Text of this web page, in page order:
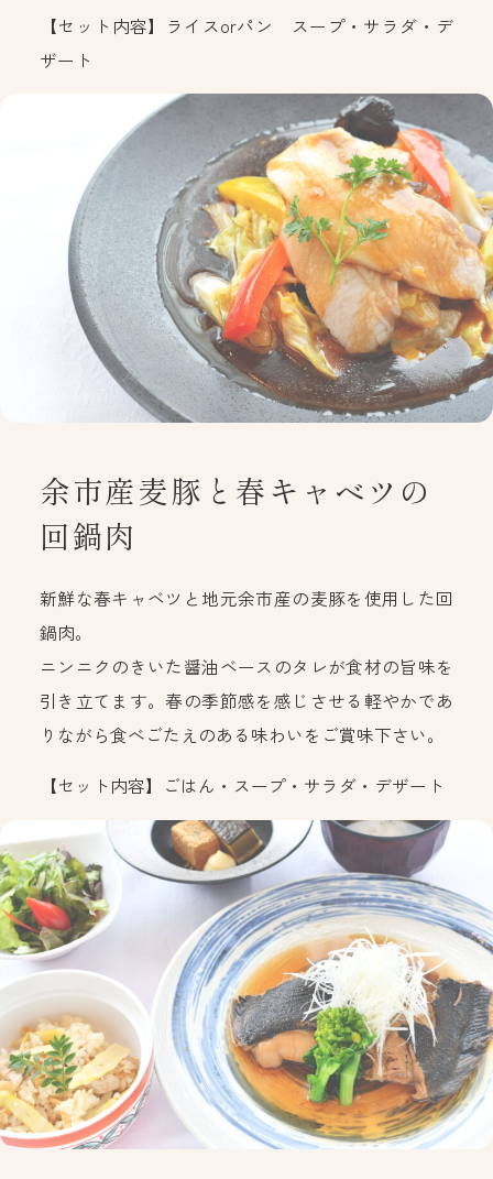
【セット内容】ライスorパン スープ・サラダ・デ
ザート
余市産麦豚と春キャベツの
回鍋肉
新鮮な春キャベツと地元余市産の麦豚を使用した回
鍋肉。
ニンニクのきいた醤油ベースのタレが食材の旨味を
引き立てます。春の季節感を感じさせる軽やかであ
りながら食べごたえのある味わいをご賞味下さい。
【セット内容】ごはん・スープ・サラダ・デザート